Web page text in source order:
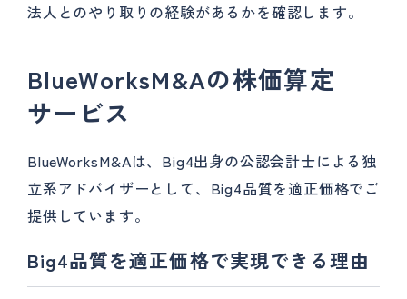
法人とのやり取りの経験があるかを確認します。
BlueWorksM&Aの株価算定
サービス
BlueWorksM&Aは、Big4出身の公認会計士による独
立系アドバイザーとして、Big4品質を適正価格でご
提供しています。
Big4品質を適正価格で実現できる理由